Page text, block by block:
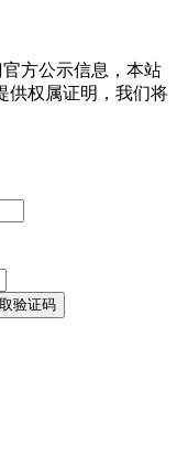
方公示信息，本站
供权属证明，我们将
验证码